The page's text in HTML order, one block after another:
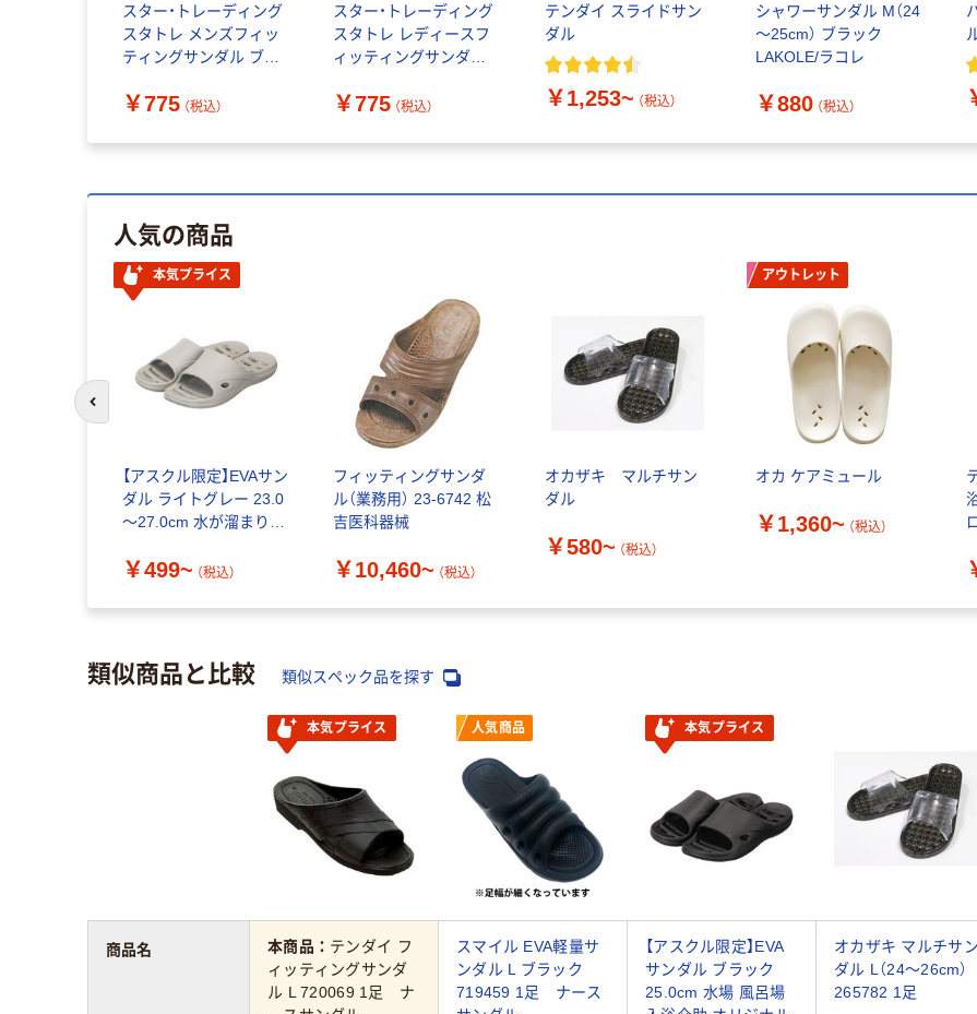
スター・トレーディング
スタトレ メンズフィッ
ティングサンダル ブラ
569-1351（直送品）
￥775 （税込）
スター・トレーディング
スタトレ レディースフ
ィッティングサンダル
569-1343（直送品）
￥775 （税込）
テンダイ スライドサン
ダル
￥1,253~ （税込）
シャワーサンダル M（24
～25cm） ブラック
LAKOLE/ラコレ
￥880 （税込）
人気の商品
本気プライス
【アスクル限定】EVAサン
ダル ライトグレー 23.0
～27.0cm 水が溜まりに
￥499~ （税込）
フィッティングサンダ
ル（業務用） 23-6742 松
吉医科器械
￥10,460~ （税込）
オカザキ マルチサン
ダル
￥580~ （税込）
アウトレット
オカ ケアミュール
￥1,360~ （税込）
前のスライドへ
類似商品と比較 類似スペック品を探す
本気プライス 人気商品 本気プライス
本商品： テンダイ フ
ィッティングサンダ
ル L 720069 1足 ナ
スマイル EVA軽量サ
ンダル L ブラック
719459 1足 ナース
【アスクル限定】EVA
サンダル ブラック
25.0cm 水場 風呂場
オカザキ マルチサン
ダル L（24～26cm）
265782 1足
商品名